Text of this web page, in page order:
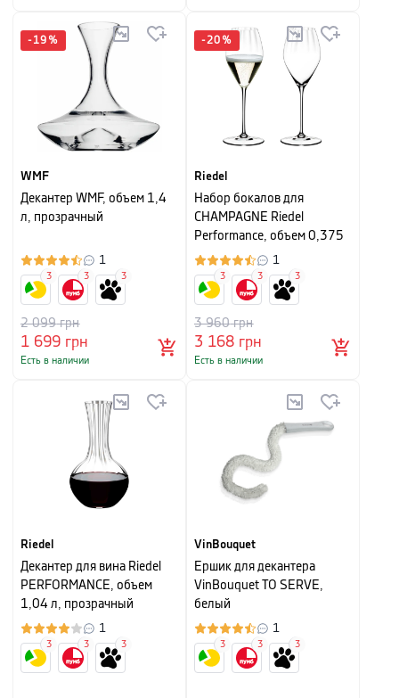
-19 %
WMF
Декантер WMF, объем 1,4
л, прозрачный
1
1 699 грн
2 099грн
Есть в наличии
3 3 3
-20 %
Riedel
Hабор бокалов для
CHAMPAGNE Riedel
Performance, объем 0,375
л, прозрачный, 2 штуки
1
3 168 грн
3 960грн
Есть в наличии
3 3 3
Riedel
Декантер для вина Riedel
PERFORMANCE, объем
1,04 л, прозрачный
1
3 3 3
VinBouquet
Ершик для декантера
VinBouquet TO SERVE,
белый
1
3 3 3